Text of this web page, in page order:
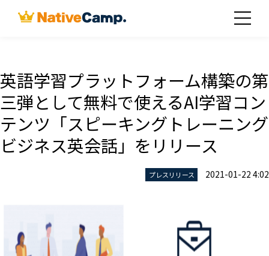
英語学習プラットフォーム構築の第
三弾として無料で使えるAI学習コン
テンツ「スピーキングトレーニング
ビジネス英会話」をリリース
プレスリリース 2021-01-22 4:02